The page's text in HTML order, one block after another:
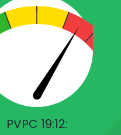
PVPC 19:12: